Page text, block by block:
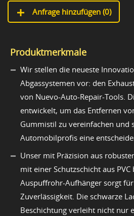
Anfrage hinzufügen (0)
Produktmerkmale
Wir stellen die neueste
Abgassystemen vor: den
von Nuevo-Auto-Repair-Tools.
entwickelt, um das Entfernen
Gummistil zu vereinfachen und
Automobilprofis eine
Unser mit Präzision aus
mit einer Schutzschicht aus
Auspuffrohr-Aufhänger sorgt
Zuverlässigkeit. Die schwarze
Beschichtung verleiht nicht nur